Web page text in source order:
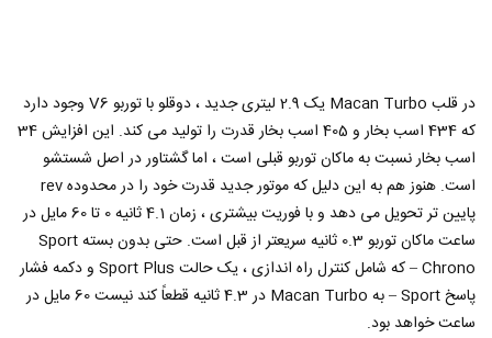
در قلب Macan Turbo یک 2.9 لیتری جدید ، دوقلو با توربو V6 وجود دارد
که 434 اسب بخار و 405 اسب بخار قدرت را تولید می کند. این افزایش 34
اسب بخار نسبت به ماکان توربو قبلی است ، اما گشتاور در اصل شستشو
است. هنوز هم به این دلیل که موتور جدید قدرت خود را در محدوده rev
پایین تر تحویل می دهد و با فوریت بیشتری ، زمان 4.1 ثانیه 0 تا 60 مایل در
ساعت ماکان توربو 0.3 ثانیه سریعتر از قبل است. حتی بدون بسته Sport
Chrono – که شامل کنترل راه اندازی ، یک حالت Sport Plus و دکمه فشار
پاسخ Sport – به Macan Turbo در 4.3 ثانیه قطعاً کند نیست 60 مایل در
ساعت خواهد بود.